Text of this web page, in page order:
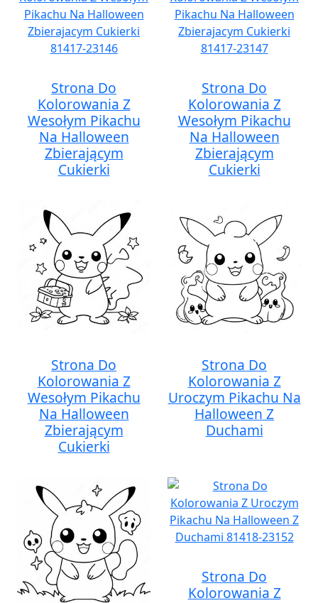
Strona Do
Kolorowania Z
Wesołym Pikachu
Na Halloween
Zbierającym
Cukierki
Strona Do
Kolorowania Z
Wesołym Pikachu
Na Halloween
Zbierającym
Cukierki
Strona Do
Kolorowania Z
Wesołym Pikachu
Na Halloween
Zbierającym
Cukierki
Strona Do
Kolorowania Z
Uroczym Pikachu Na
Halloween Z
Duchami
Strona Do
Kolorowania Z